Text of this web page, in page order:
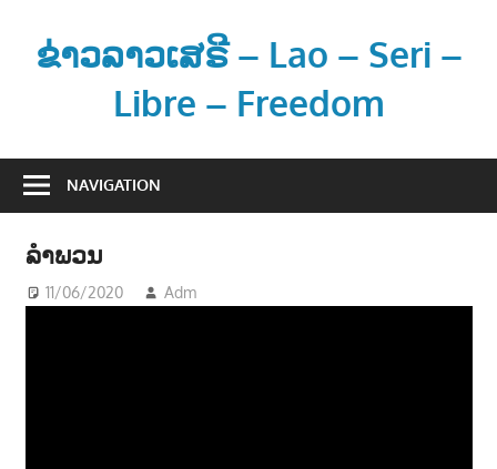
contentຂ່າວລາວເສຣີ – Lao – Seri –
Libre – Freedom
າ
ລ
ະ
NAVIGATION
ລໍາພວນ
11/06/2020 Adm